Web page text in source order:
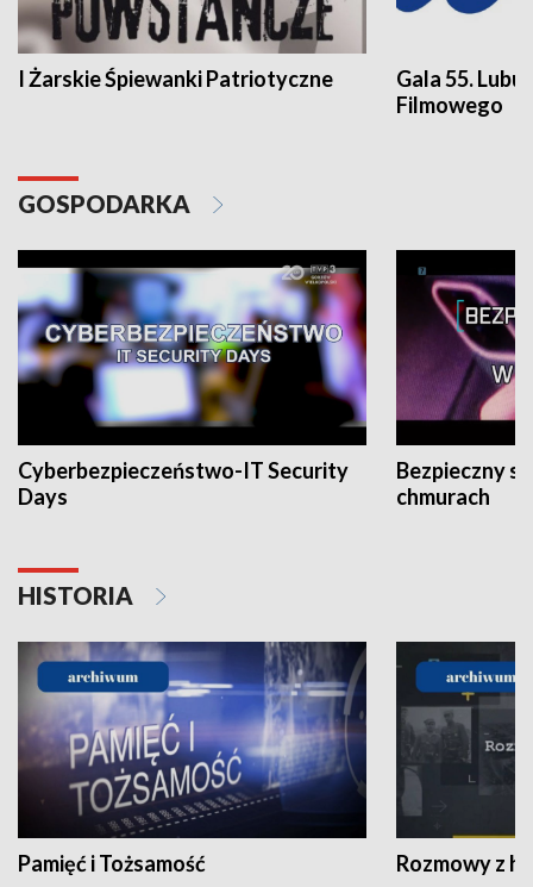
I Żarskie Śpiewanki Patriotyczne
Gala 55.
Filmowego
GOSPODARKA
Cyberbezpieczeństwo-IT Security
Days
Bezpieczny
chmurach
HISTORIA
Pamięć i Tożsamość Rozmowy z